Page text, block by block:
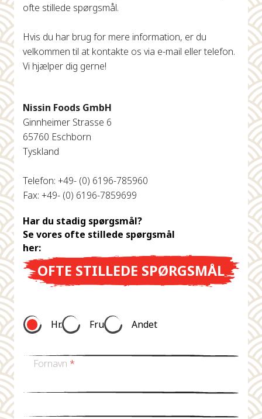
ofte stillede spørgsmål.
Hvis du har brug for mere information, er du
velkommen til at kontakte os via e-mail eller telefon.
Vi hjælper dig gerne!
Nissin Foods GmbH
Ginnheimer Strasse 6
65760 Eschborn
Tyskland
Telefon: +49- (0) 6196-785960
Fax: +49- (0) 6196-7859699
Har du stadig spørgsmål?
Se vores ofte stillede spørgsmål
her:
OFTE STILLEDE SPØRGSMÅL
Hr. Fru Andet
Fornavn *